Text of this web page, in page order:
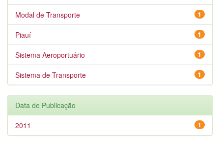
1
Modal de Transporte
1
Piauí
1
Sistema Aeroportuário
1
Sistema de Transporte
Data de Publicação
1
2011